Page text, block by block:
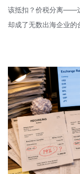
该抵扣？价税分离——
却成了无数出海企业的